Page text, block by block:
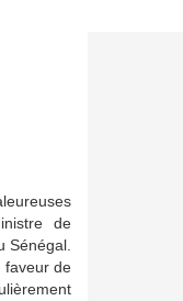
de
Sénégal.
faveur de